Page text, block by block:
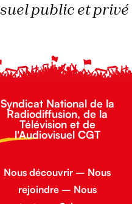
public et privé
Syndicat National de la
Radiodiffusion, de la
Télévision et de
l'Audiovisuel CGT
Nous découvrir – Nous
rejoindre– Nous